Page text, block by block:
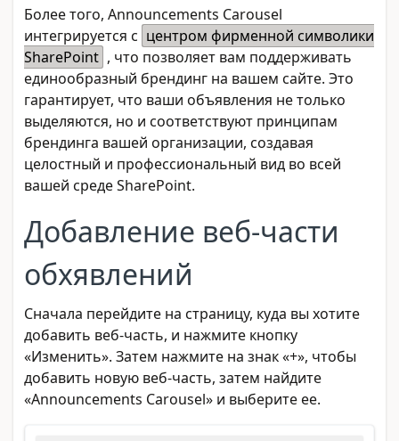
Более того, Announcements Carousel
интегрируется с центром фирменной символики
SharePoint , что позволяет вам поддерживать
единообразный брендинг на вашем сайте. Это
гарантирует, что ваши объявления не только
выделяются, но и соответствуют принципам
брендинга вашей организации, создавая
целостный и профессиональный вид во всей
вашей среде SharePoint.
Добавление веб-части
обхявлений
Сначала перейдите на страницу, куда вы хотите
добавить веб-часть, и нажмите кнопку
«Изменить». Затем нажмите на знак «+», чтобы
добавить новую веб-часть, затем найдите
«Announcements Carousel» и выберите ее.